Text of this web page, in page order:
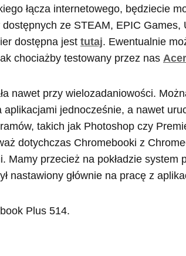
łącza internetowego, będziecie
dostępnych ze STEAM, EPIC
dostępna jest tutaj. Ewentualnie
chociażby testowany przez nas
nawet przy wielozadaniowości.
aplikacjami jednocześnie, a nawet
takich jak Photoshop czy
dotychczas Chromebooki z
Mamy przecież na pokładzie system
nastawiony głównie na pracę z